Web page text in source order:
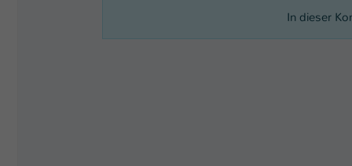
In dieser